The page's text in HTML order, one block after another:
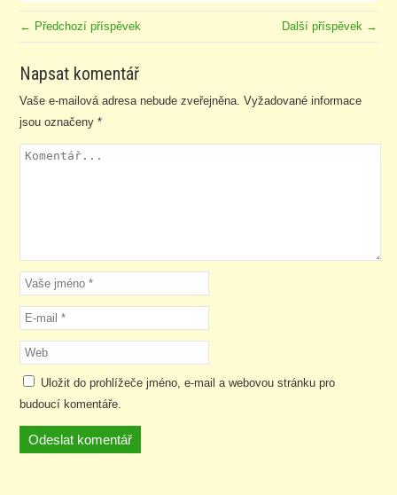
← Předchozí příspěvek Další příspěvek →
Napsat komentář
Vaše e-mailová adresa nebude zveřejněna. Vyžadované informace
jsou označeny*
Uložit do prohlížeče jméno, e-mail a webovou stránku pro
budoucí komentáře.